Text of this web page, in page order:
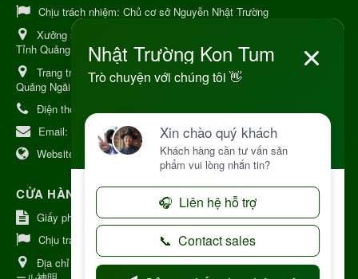
Chịu trách nhiệm: Chủ cơ sở Nguyễn Nhật Trường
Xưởng sản xuất:
Tỉnh Quảng Ngải
Trang trại Dược Liệu Hữu Cơ: Khu 37 Hộ Xã Măng Đen Tỉnh
Quảng Ngãi
Điện thoại:
Email:
kinhdoanh@nhattruongkontum.com
Website:
https://www.nhattruongkontum.com
CỬA HÀNG GIỚI THIỆU TẠI NHẬT BẢN
Giấy phép số: 080-9475-1379
Chịu trách nhiệm:
MR THƯƠNG
Địa chỉ Nhật Bản:日本 愛知県刈谷市神明町6丁目308番地 ファミ